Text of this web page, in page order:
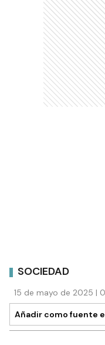
SOCIEDAD
15 de mayo de 2025 |
Añadir como fuente